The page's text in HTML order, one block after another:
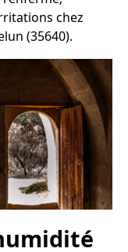
chez
(35640).